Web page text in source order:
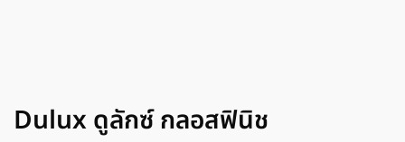
Dulux ดูลักซ์ กลอสฟินิช